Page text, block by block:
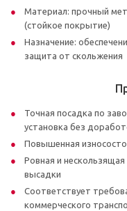
Материал: прочный
(стойкое покрытие)
Назначение:
защита от скольжения
Точная посадка по
установка без
Повышенная
Ровная и
высадки
Соответствует
коммерческого